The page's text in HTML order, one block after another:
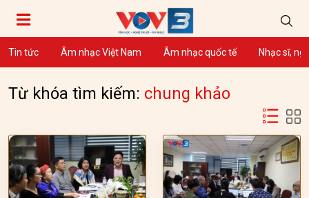
Tin tức Âm nhạc Việt Nam Âm nhạc quốc tế Nhạc sĩ,
Từ khóa tìm kiếm: chung khảo